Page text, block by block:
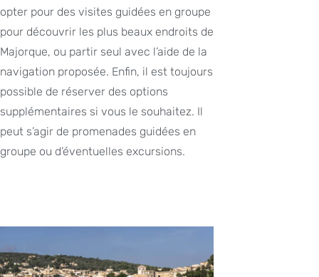
opter pour des visites guidées en groupe
pour découvrir les plus beaux endroits de
Majorque, ou partir seul avec l’aide de la
navigation proposée. Enfin, il est toujours
possible de réserver des options
supplémentaires si vous le souhaitez. Il
peut s’agir de promenades guidées en
groupe ou d’éventuelles excursions.